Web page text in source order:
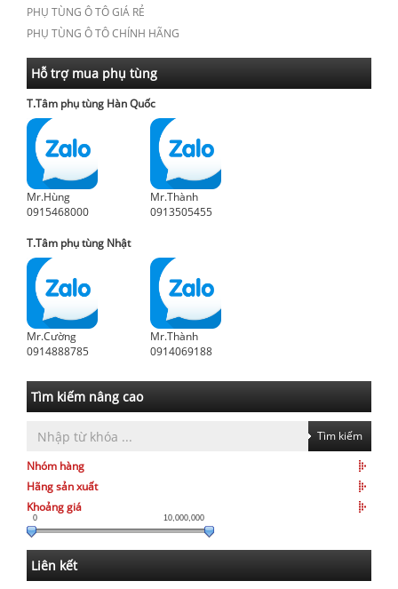
PHỤ TÙNG Ô TÔ GIÁ RẺ
PHỤ TÙNG Ô TÔ CHÍNH HÃNG
Hỗ trợ mua phụ tùng
T.Tâm phụ tùng Hàn Quốc
Mr.Hùng
0915468000
Mr.Thành
0913505455
T.Tâm phụ tùng Nhật
Mr.Cường
0914888785
Mr.Thành
0914069188
Tìm kiếm nâng cao
Tìm kiếm
Nhóm hàng
Hãng sản xuất
Khoảng giá
0 10,000,000
Liên kết